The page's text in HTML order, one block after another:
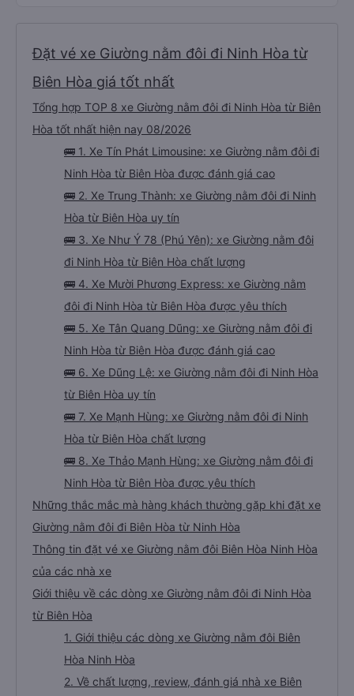
Đặt vé xe Giường nằm đôi đi Ninh Hòa từ
Biên Hòa giá tốt nhất
Tổng hợp TOP 8 xe Giường nằm đôi đi Ninh Hòa từ Biên
Hòa tốt nhất hiện nay 08/2026
🚌 1. Xe Tín Phát Limousine: xe Giường nằm đôi đi
Ninh Hòa từ Biên Hòa được đánh giá cao
🚌 2. Xe Trung Thành: xe Giường nằm đôi đi Ninh
Hòa từ Biên Hòa uy tín
🚌 3. Xe Như Ý 78 (Phú Yên): xe Giường nằm đôi
đi Ninh Hòa từ Biên Hòa chất lượng
🚌 4. Xe Mười Phương Express: xe Giường nằm
đôi đi Ninh Hòa từ Biên Hòa được yêu thích
🚌 5. Xe Tân Quang Dũng: xe Giường nằm đôi đi
Ninh Hòa từ Biên Hòa được đánh giá cao
🚌 6. Xe Dũng Lệ: xe Giường nằm đôi đi Ninh Hòa
từ Biên Hòa uy tín
🚌 7. Xe Mạnh Hùng: xe Giường nằm đôi đi Ninh
Hòa từ Biên Hòa chất lượng
🚌 8. Xe Thảo Mạnh Hùng: xe Giường nằm đôi đi
Ninh Hòa từ Biên Hòa được yêu thích
Những thắc mắc mà hàng khách thường gặp khi đặt xe
Giường nằm đôi đi Biên Hòa từ Ninh Hòa
Thông tin đặt vé xe Giường nằm đôi Biên Hòa Ninh Hòa
của các nhà xe
Giới thiệu về các dòng xe Giường nằm đôi đi Ninh Hòa
từ Biên Hòa
1. Giới thiệu các dòng xe Giường nằm đôi Biên
Hòa Ninh Hòa
2. Về chất lượng, review, đánh giá nhà xe Biên